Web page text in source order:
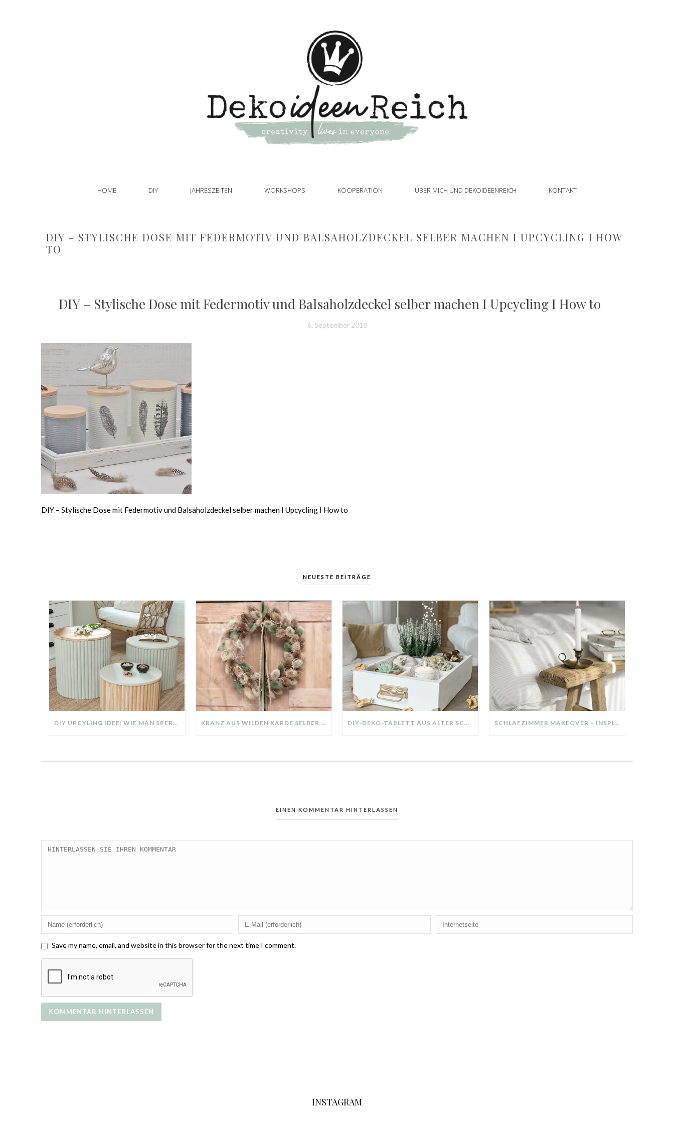
HOME DIY JAHRESZEITEN WORKSHOPS KOOPERATION ÜBER MICH UND DEKOIDEENREICH KONTAKT
DIY – STYLISCHE DOSE MIT FEDERMOTIV UND BALSAHOLZDECKEL SELBER MACHEN I UPCYCLING I HOW
TO
DIY – Stylische Dose mit Federmotiv und Balsaholzdeckel selber machen I Upcycling I How to
6. September 2018
DIY – Stylische Dose mit Federmotiv und Balsaholzdeckel selber machen I Upcycling I How to
NEUESTE BEITRÄGE
DIY UPCYLING IDEE: WIE MAN SPERRMÜLL IN EIN DESIGNER TEIL VERWANDELT KRANZ AUS WILDEN KARDE SELBER MACHEN: HERBSTDEKO GANZ EINFACH DIY-DEKO-TABLETT AUS ALTER SCHUBLADE – NACHHALTIGE HERBSTDEKO SELBER MACHEN! SCHLAFZIMMER MAKEOVER – INSPIRATION FÜR DEIN SCHLAFZIMMER: AUS ALT MACH NEU – HELL, GEMÜTLICH UND EINLADEND
EINEN KOMMENTAR HINTERLASSEN
Save my name, email, and website in this browser for the next time I comment.
INSTAGRAM